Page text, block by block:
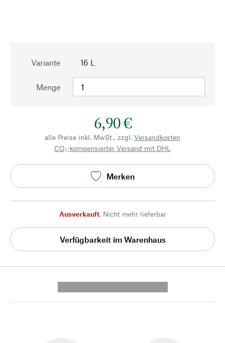
Variante 16 L
Menge
6,90 €
alle Preise inkl. MwSt., zzgl. Versandkosten
CO₂-kompensierter Versand mit DHL
Merken
Ausverkauft, Nicht mehr lieferbar
Verfügbarkeit im Warenhaus